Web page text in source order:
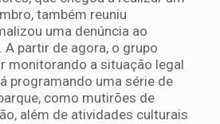
também reuniu
uma denúncia ao
partir de agora, o grupo
monitorando a situação legal
programando uma série de
como mutirões de
além de atividades culturais